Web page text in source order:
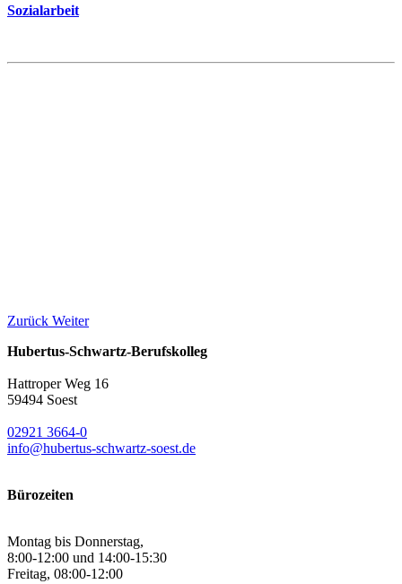
Sozialarbeit
Zurück Weiter
Hubertus-Schwartz-Berufskolleg
Hattroper Weg 16
59494 Soest
02921 3664-0
info@hubertus-schwartz-soest.de
Bürozeiten
Montag bis Donnerstag,
8:00-12:00 und 14:00-15:30
Freitag, 08:00-12:00